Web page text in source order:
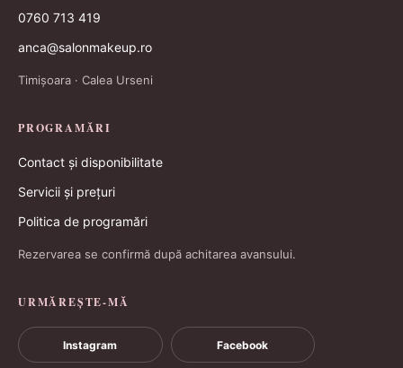
0760 713 419
anca@salonmakeup.ro
Timișoara · Calea Urseni
PROGRAMĂRI
Contact și disponibilitate
Servicii și prețuri
Politica de programări
Rezervarea se confirmă după achitarea avansului.
URMĂREȘTE-MĂ
Instagram Facebook